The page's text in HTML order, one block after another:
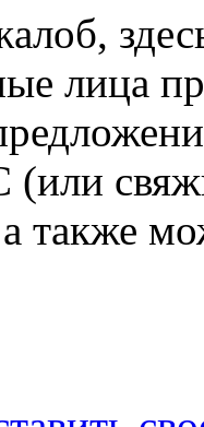
лица